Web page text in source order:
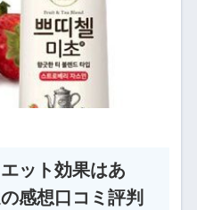
ット効果はあ
感想口コミ評判